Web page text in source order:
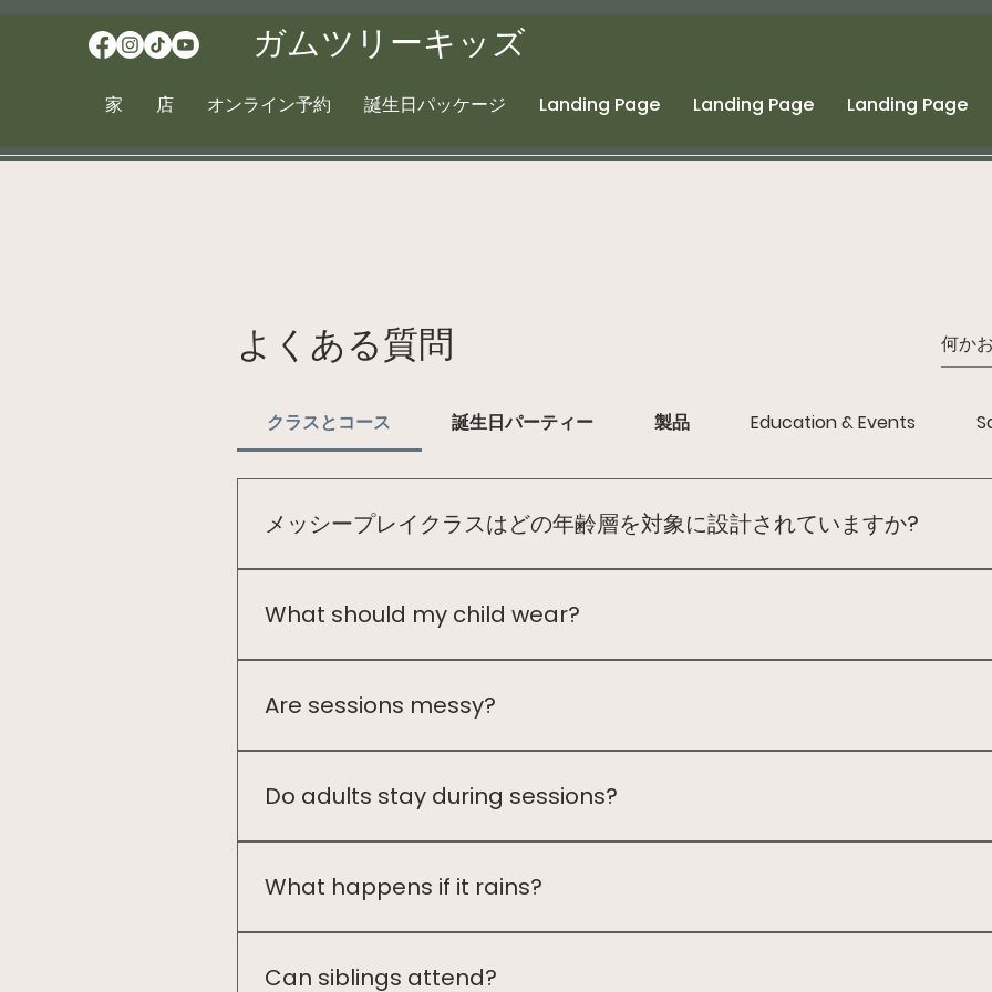
ガムツリーキッズ
家 店 オンライン予約 誕生日パッケージ Landing Page Landing Page Landing Page
よくある質問
クラスとコース 誕生日パーティー 製品 Education & Events
メッシープレイクラスはどの年齢層を対象に設計されていますか?
セッションも開催しています。
What should my child wear?
water, slime, sand, and other fun materials.
Are sessions messy?
Do adults stay during sessions?
socialise with other local families while your little ones play. We also have staff onsite
What happens if it rains?
updates via email or text.
Can siblings attend?